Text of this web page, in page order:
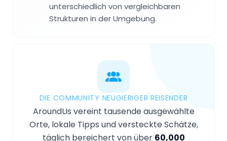
unterschiedlich von vergleichbaren
Strukturen in der Umgebung.
DIE COMMUNITY NEUGIERIGER REISENDER
AroundUs vereint tausende ausgewählte
Orte, lokale Tipps und versteckte Schätze,
täglich bereichert von über 60,000